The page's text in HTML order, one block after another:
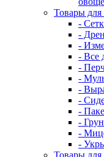
Товары для
-
-
-
- Все
-
-
-
-
-
-
-
-
Товары